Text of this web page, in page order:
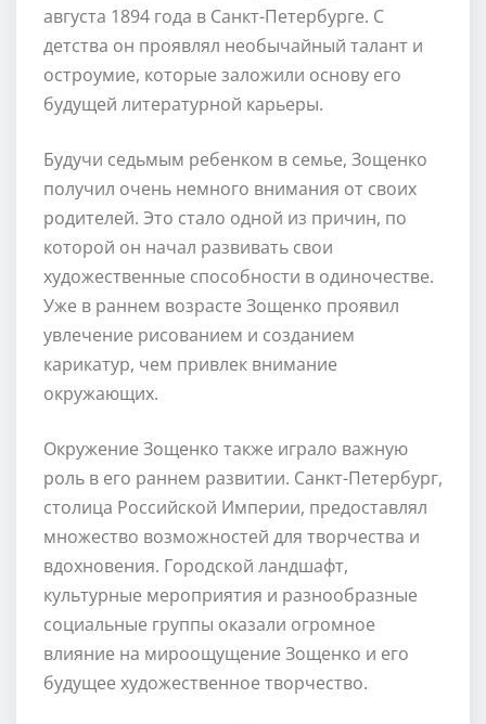
августа 1894 года в Санкт-Петербурге. С
детства он проявлял необычайный талант и
остроумие, которые заложили основу его
будущей литературной карьеры.
Будучи седьмым ребенком в семье, Зощенко
получил очень немного внимания от своих
родителей. Это стало одной из причин, по
которой он начал развивать свои
художественные способности в одиночестве.
Уже в раннем возрасте Зощенко проявил
увлечение рисованием и созданием
карикатур, чем привлек внимание
окружающих.
Окружение Зощенко также играло важную
роль в его раннем развитии. Санкт-Петербург,
столица Российской Империи, предоставлял
множество возможностей для творчества и
вдохновения. Городской ландшафт,
культурные мероприятия и разнообразные
социальные группы оказали огромное
влияние на мироощущение Зощенко и его
будущее художественное творчество.